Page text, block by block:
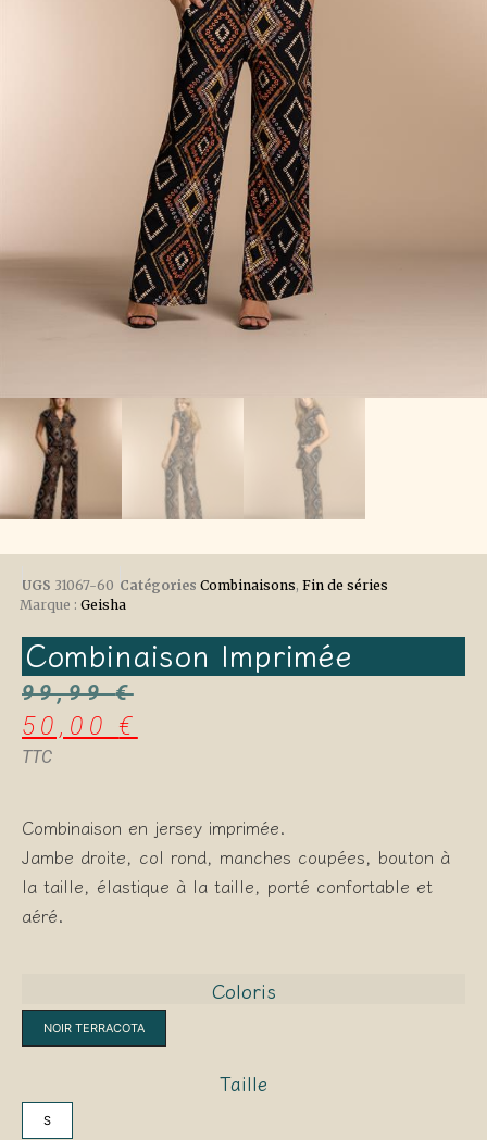
UGS 31067-60 Catégories Combinaisons, Fin de séries
Marque : Geisha
Combinaison Imprimée
99,99€
50,00€
TTC
Combinaison en jersey imprimée.
Jambe droite, col rond, manches coupées, bouton à
la taille, élastique à la taille, porté confortable et
aéré.
Coloris
NOIR TERRACOTA
Taille
S